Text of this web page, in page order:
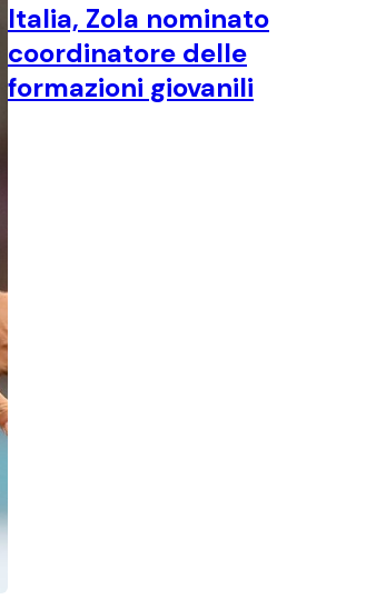
Italia, Zola nominato
coordinatore delle
formazioni giovanili